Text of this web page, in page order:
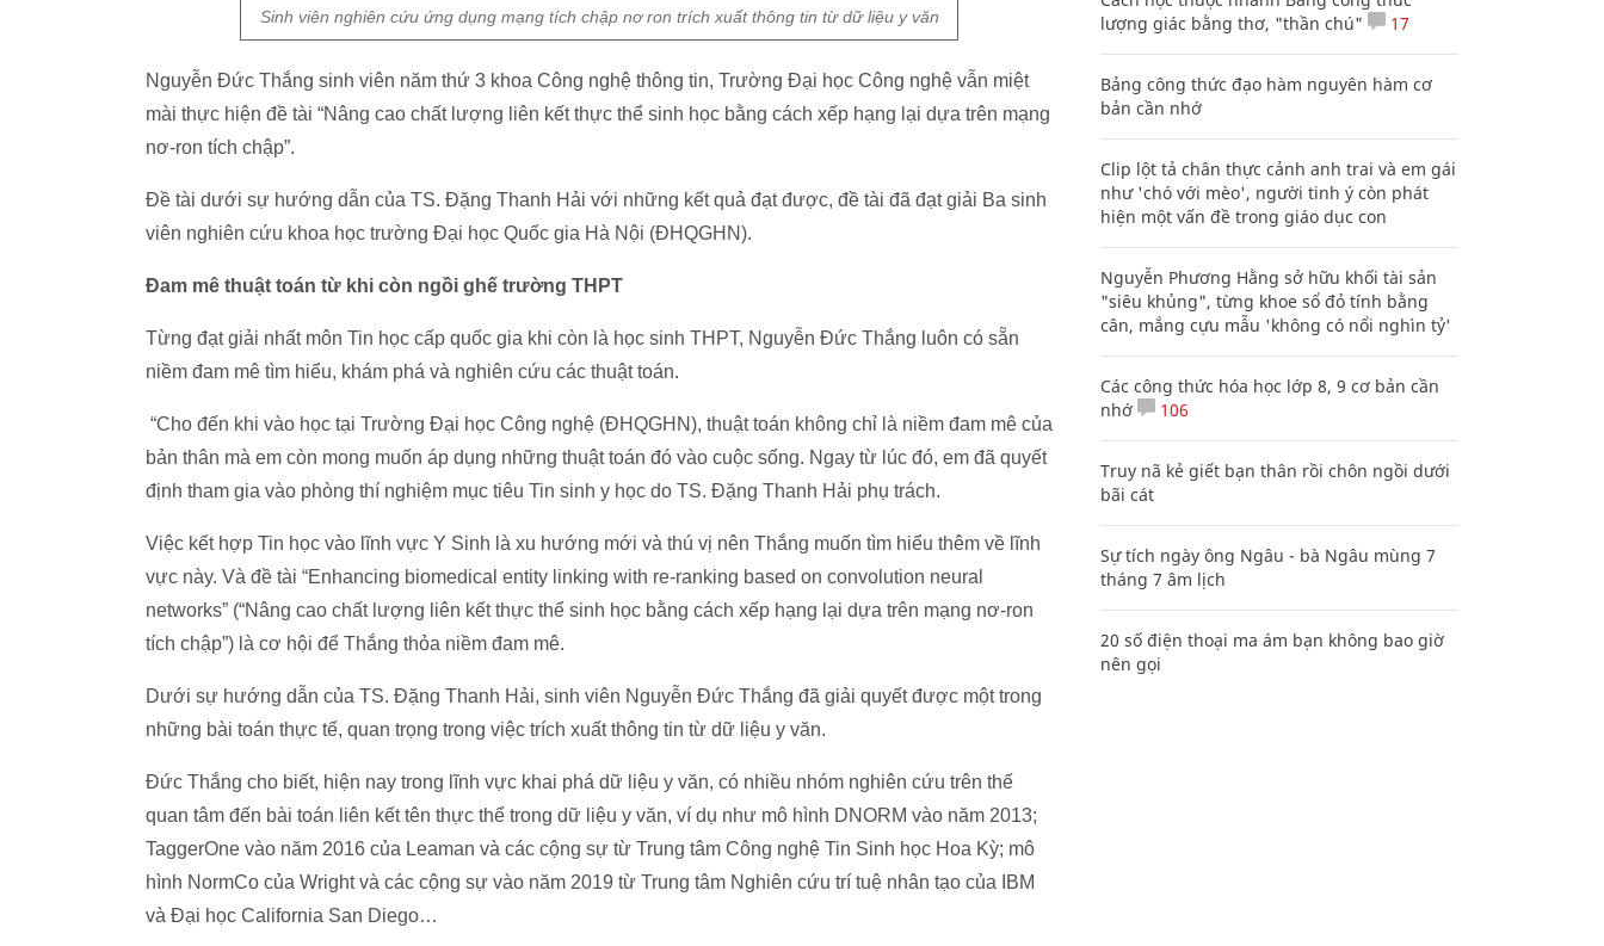
Sinh viên nghiên cứu ứng dụng mạng tích chập nơ ron trích xuất thông tin từ dữ liệu y văn
Nguyễn Đức Thắng sinh viên năm thứ 3 khoa Công nghệ thông tin, Trường Đại học Công nghệ vẫn miệt
mài thực hiện đề tài “Nâng cao chất lượng liên kết thực thể sinh học bằng cách xếp hạng lại dựa trên mạng
nơ-ron tích chập”.
Đề tài dưới sự hướng dẫn của TS. Đặng Thanh Hải với những kết quả đạt được, đề tài đã đạt giải Ba sinh
viên nghiên cứu khoa học trường Đại học Quốc gia Hà Nội (ĐHQGHN).
Đam mê thuật toán từ khi còn ngồi ghế trường THPT
Từng đạt giải nhất môn Tin học cấp quốc gia khi còn là học sinh THPT, Nguyễn Đức Thắng luôn có sẵn
niềm đam mê tìm hiểu, khám phá và nghiên cứu các thuật toán.
“Cho đến khi vào học tại Trường Đại học Công nghệ (ĐHQGHN), thuật toán không chỉ là niềm đam mê của
bản thân mà em còn mong muốn áp dụng những thuật toán đó vào cuộc sống. Ngay từ lúc đó, em đã quyết
định tham gia vào phòng thí nghiệm mục tiêu Tin sinh y học do TS. Đặng Thanh Hải phụ trách.
Việc kết hợp Tin học vào lĩnh vực Y Sinh là xu hướng mới và thú vị nên Thắng muốn tìm hiểu thêm về lĩnh
vực này. Và đề tài “Enhancing biomedical entity linking with re-ranking based on convolution neural
networks” (“Nâng cao chất lượng liên kết thực thể sinh học bằng cách xếp hạng lại dựa trên mạng nơ-ron
tích chập”) là cơ hội để Thắng thỏa niềm đam mê.
Dưới sự hướng dẫn của TS. Đặng Thanh Hải, sinh viên Nguyễn Đức Thắng đã giải quyết được một trong
những bài toán thực tế, quan trọng trong việc trích xuất thông tin từ dữ liệu y văn.
Đức Thắng cho biết, hiện nay trong lĩnh vực khai phá dữ liệu y văn, có nhiều nhóm nghiên cứu trên thế
quan tâm đến bài toán liên kết tên thực thể trong dữ liệu y văn, ví dụ như mô hình DNORM vào năm 2013;
TaggerOne vào năm 2016 của Leaman và các cộng sự từ Trung tâm Công nghệ Tin Sinh học Hoa Kỳ; mô
hình NormCo của Wright và các cộng sự vào năm 2019 từ Trung tâm Nghiên cứu trí tuệ nhân tạo của IBM
và Đại học California San Diego…
lượng giác bằng thơ, "thần chú"
17
Bảng công thức đạo hàm nguyên hàm cơ
bản cần nhớ
Clip lột tả chân thực cảnh anh trai và em gái
như 'chó với mèo', người tinh ý còn phát
hiện một vấn đề trong giáo dục con
Nguyễn Phương Hằng sở hữu khối tài sản
"siêu khủng", từng khoe sổ đỏ tính bằng
cân, mắng cựu mẫu 'không có nổi nghìn tỷ'
Các công thức hóa học lớp 8, 9 cơ bản cần
nhớ
106
Truy nã kẻ giết bạn thân rồi chôn ngồi dưới
bãi cát
Sự tích ngày ông Ngâu - bà Ngâu mùng 7
tháng 7 âm lịch
20 số điện thoại ma ám bạn không bao giờ
nên gọi